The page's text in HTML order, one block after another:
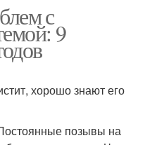
с
9
хорошо знают его
позывы на